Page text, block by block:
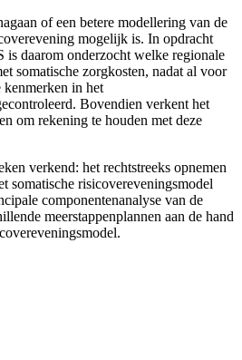
of een betere modellering van de
mogelijk is. In opdracht
daarom onderzocht welke regionale
somatische zorgkosten, nadat al voor
in het
Bovendien verkent het
om rekening te houden met deze
verkend: het rechtstreeks opnemen
somatische risicovereveningsmodel
componentenanalyse van de
meerstappenplannen aan de hand